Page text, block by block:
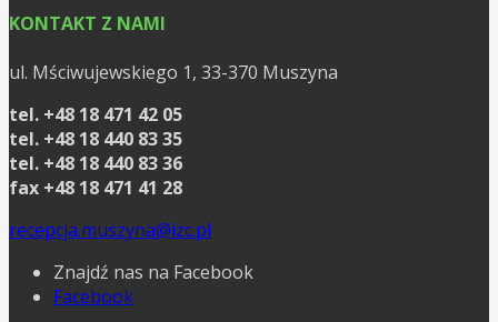
KONTAKT Z NAMI
ul. Mściwujewskiego 1, 33-370 Muszyna
tel. +48 18 471 42 05
tel. +48 18 440 83 35
tel. +48 18 440 83 36
fax +48 18 471 41 28
recepcja.muszyna@izc.pl
Znajdź nas na Facebook
Facebook